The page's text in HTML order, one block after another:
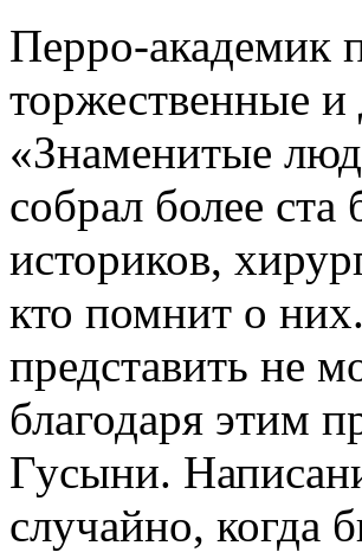
Перро-академик
торжественные
«Знаменитые
собрал более
историков,
кто помнит о
представить не
благодаря этим
Гусыни.
случайно, когда